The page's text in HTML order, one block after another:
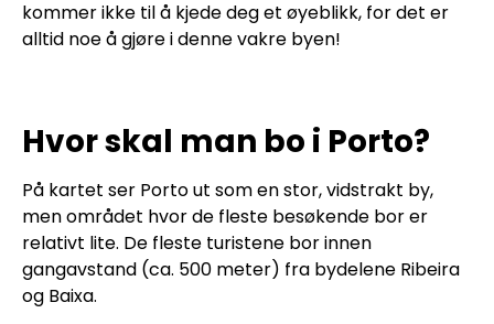
kommer ikke til å kjede deg et øyeblikk, for det er
alltid noe å gjøre i denne vakre byen!
Hvor skal man bo i Porto?
På kartet ser Porto ut som en stor, vidstrakt by,
men området hvor de fleste besøkende bor er
relativt lite. De fleste turistene bor innen
gangavstand (ca. 500 meter) fra bydelene Ribeira
og Baixa.